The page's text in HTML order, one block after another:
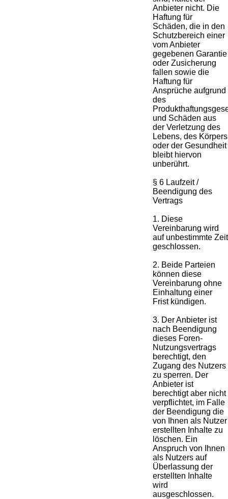
Anbieter nicht. Die
Haftung für
Schäden, die in den
Schutzbereich einer
vom Anbieter
gegebenen Garantie
oder Zusicherung
fallen sowie die
Haftung für
Ansprüche aufgrund
des
und Schäden aus
der Verletzung des
Lebens, des Körpers
oder der Gesundheit
bleibt hiervon
unberührt.
§ 6 Laufzeit /
Beendigung des
Vertrags
1. Diese
Vereinbarung wird
auf unbestimmte Zeit
geschlossen.
2. Beide Parteien
können diese
Vereinbarung ohne
Einhaltung einer
Frist kündigen.
3. Der Anbieter ist
nach Beendigung
dieses Foren-
Nutzungsvertrags
berechtigt, den
Zugang des Nutzers
zu sperren. Der
Anbieter ist
berechtigt aber nicht
verpflichtet, im Falle
der Beendigung die
von Ihnen als Nutzer
erstellten Inhalte zu
löschen. Ein
Anspruch von Ihnen
als Nutzers auf
Überlassung der
erstellten Inhalte
wird
ausgeschlossen.